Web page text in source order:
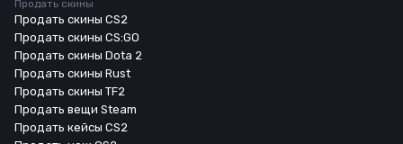
Продать скины
Продать скины CS2
Продать скины CS:GO
Продать скины Dota 2
Продать скины Rust
Продать скины TF2
Продать вещи Steam
Продать кейсы CS2